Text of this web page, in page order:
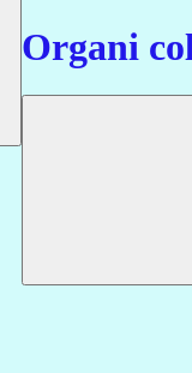
Organi